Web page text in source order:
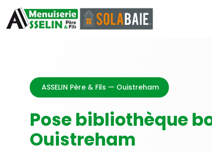
ASSELIN Père & Fils — Ouistreham
Pose bibliothèque
Ouistreham